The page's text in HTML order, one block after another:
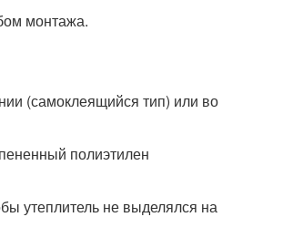
монтажа.
(самоклеящийся тип) или во
полиэтилен
утеплитель не выделялся на